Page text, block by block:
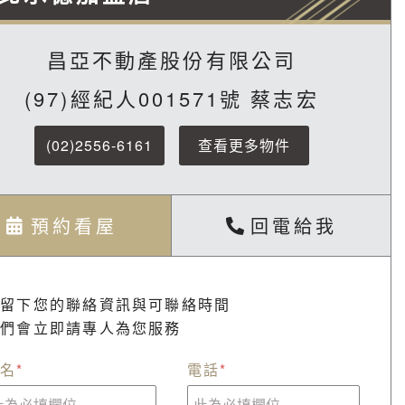
昌亞不動產股份有限公司
(97)經紀人001571號 蔡志宏
(02)2556-6161 查看更多物件
預約看屋 回電給我
下您的聯絡資訊與可聯絡時間
會立即請專人為您服務
* 電話*